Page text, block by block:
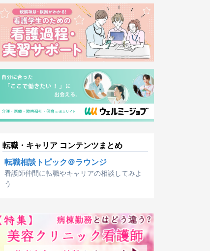
転職・キャリア コンテンツまとめ
転職相談トピック＠ラウンジ
看護師仲間に転職やキャリアの相談してみよ
う